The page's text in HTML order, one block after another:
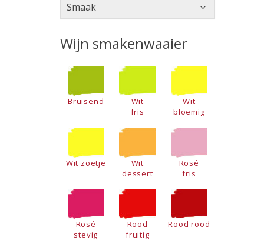
Smaak
Wijn smakenwaaier
Bruisend
Wit
fris
Wit
bloemig
Wit zoetje
Wit
dessert
Rosé
fris
Rosé
stevig
Rood
fruitig
Rood rood